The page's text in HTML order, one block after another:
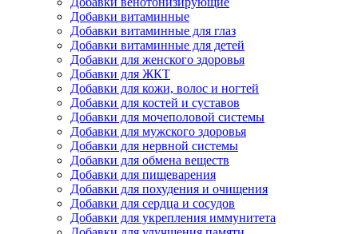
Добавки витаминные
Добавки витаминные для глаз
Добавки витаминные для детей
Добавки для женского здоровья
Добавки для ЖКТ
Добавки для кожи, волос и ногтей
Добавки для костей и суставов
Добавки для мочеполовой системы
Добавки для мужского здоровья
Добавки для нервной системы
Добавки для обмена веществ
Добавки для пищеварения
Добавки для похудения и очищения
Добавки для сердца и сосудов
Добавки для укрепления иммунитета